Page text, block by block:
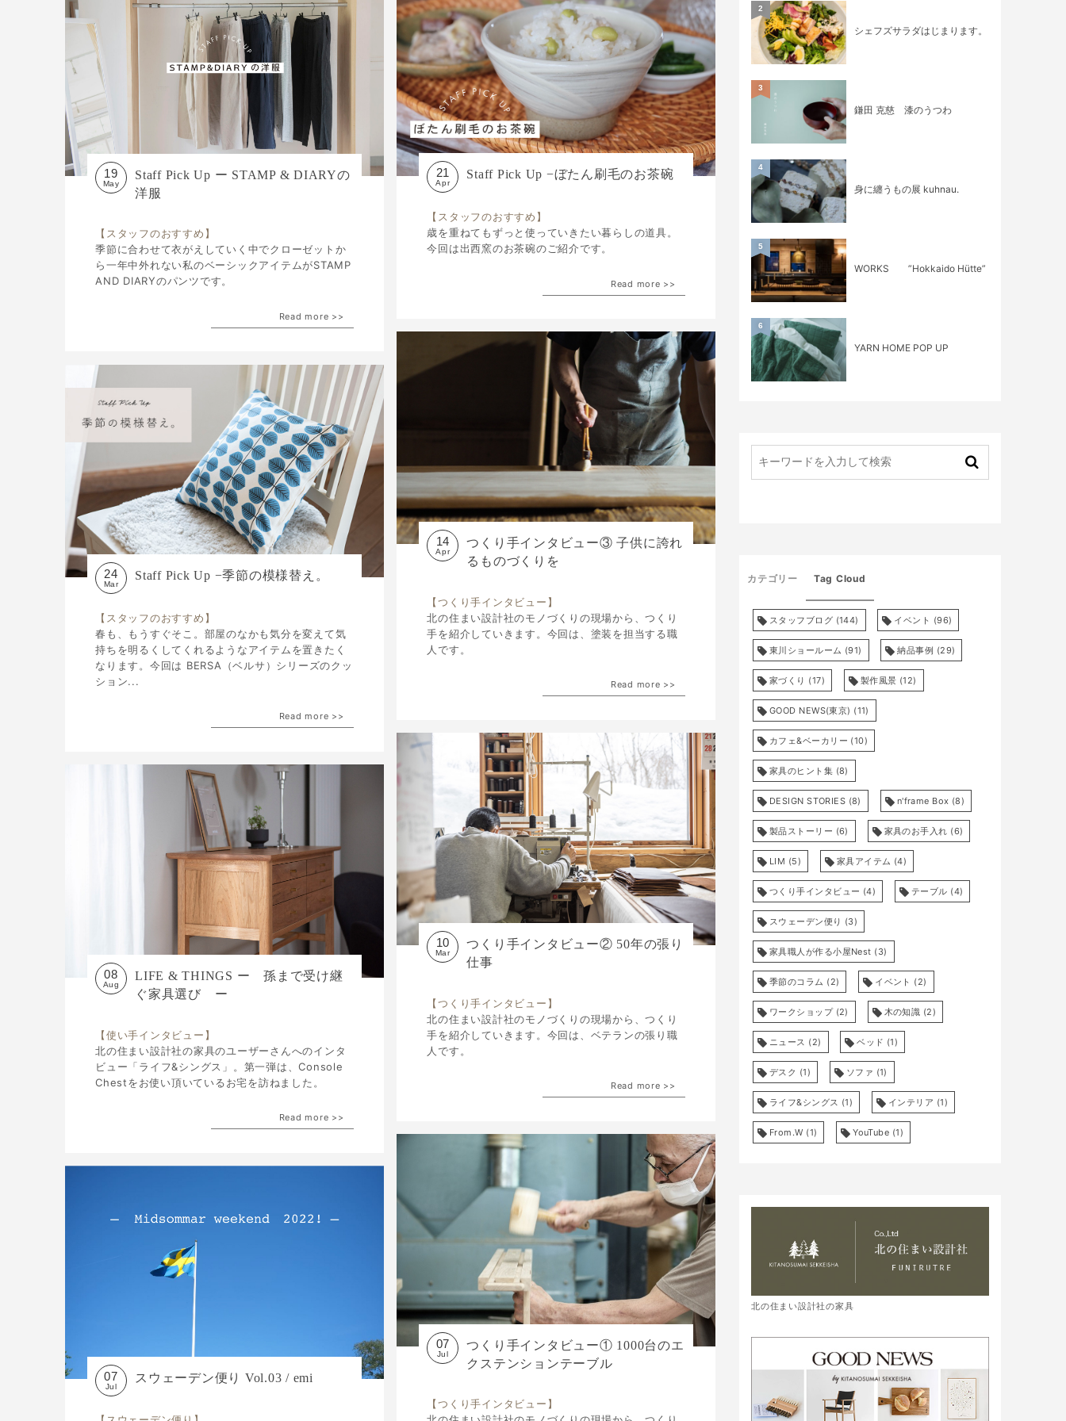
19
May
Staff Pick Up ー STAMP & DIARYの
洋服
【スタッフのおすすめ】
季節に合わせて衣がえしていく中でクローゼットか
ら一年中外れない私のベーシックアイテムがSTAMP
AND DIARYのパンツです。
Read more >>
21
Apr
Staff Pick Up −ぼたん刷毛のお茶碗
【スタッフのおすすめ】
歳を重ねてもずっと使っていきたい暮らしの道具。
今回は出西窯のお茶碗のご紹介です。
Read more >>
14
Apr
つくり手インタビュー③ 子供に誇れ
るものづくりを
【つくり手インタビュー】
北の住まい設計社のモノづくりの現場から、つくり
手を紹介していきます。今回は、塗装を担当する職
人です。
Read more >>
24
Mar
Staff Pick Up −季節の模様替え。
【スタッフのおすすめ】
春も、もうすぐそこ。部屋のなかも気分を変えて気
持ちを明るくしてくれるようなアイテムを置きたく
なります。今回は BERSA（ベルサ）シリーズのクッ
ション...
Read more >>
10
Mar
つくり手インタビュー② 50年の張り
仕事
【つくり手インタビュー】
北の住まい設計社のモノづくりの現場から、つくり
手を紹介していきます。今回は、ベテランの張り職
人です。
Read more >>
08
Aug
LIFE & THINGS ー 孫まで受け継
ぐ家具選び ー
【使い手インタビュー】
北の住まい設計社の家具のユーザーさんへのインタ
ビュー「ライフ&シングス」。第一弾は、Console
Chestをお使い頂いているお宅を訪ねました。
Read more >>
07
Jul
つくり手インタビュー① 1000台のエ
クステンションテーブル
【つくり手インタビュー】
07
Jul
スウェーデン便り Vol.03 / emi
シェフズサラダはじまります。
2
鎌田 克慈 漆のうつわ
3
身に纏うもの展 kuhnau.
4
WORKS ”Hokkaido Hütte”
5
YARN HOME POP UP
6
カテゴリー Tag Cloud
スタッフブログ (144) イベント (96)
東川ショールーム (91) 納品事例 (29)
家づくり (17) 製作風景 (12)
GOOD NEWS(東京) (11)
カフェ&ベーカリー (10)
家具のヒント集 (8)
DESIGN STORIES (8) n'frame Box (8)
製品ストーリー (6) 家具のお手入れ (6)
LIM (5) 家具アイテム (4)
つくり手インタビュー (4) テーブル (4)
スウェーデン便り (3)
家具職人が作る小屋Nest (3)
季節のコラム (2) イベント (2)
ワークショップ(2) 木の知識 (2)
ニュース (2) ベッド (1)
デスク (1) ソファ (1)
ライフ&シングス (1) インテリア (1)
From.W (1) YouTube (1)
北の住まい設計社の家具